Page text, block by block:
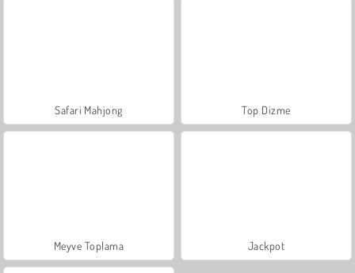
Safari Mahjong Top Dizme
Meyve Toplama Jackpot